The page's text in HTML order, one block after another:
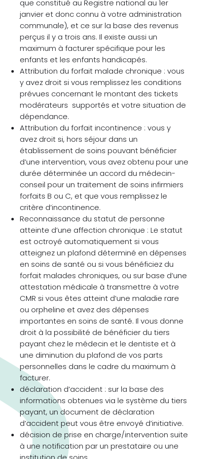
que constitué au Registre national au 1er
janvier et donc connu à votre administration
communale), et ce sur la base des revenus
perçus il y a trois ans. Il existe aussi un
maximum à facturer spécifique pour les
enfants et les enfants handicapés.
Attribution du forfait malade chronique : vous
y avez droit si vous remplissez les conditions
prévues concernant le montant des tickets
modérateurs supportés et votre situation de
dépendance.
Attribution du forfait incontinence : vous y
avez droit si, hors séjour dans un
établissement de soins pouvant bénéficier
d’une intervention, vous avez obtenu pour une
durée déterminée un accord du médecin-
conseil pour un traitement de soins infirmiers
forfaits B ou C, et que vous remplissez le
critère d’incontinence.
Reconnaissance du statut de personne
atteinte d’une affection chronique : Le statut
est octroyé automatiquement si vous
atteignez un plafond déterminé en dépenses
en soins de santé ou si vous bénéficiez du
forfait malades chroniques, ou sur base d’une
attestation médicale à transmettre à votre
CMR si vous êtes atteint d’une maladie rare
ou orpheline et avez des dépenses
importantes en soins de santé. Il vous donne
droit à la possibilité de bénéficier du tiers
payant chez le médecin et le dentiste et à
une diminution du plafond de vos parts
personnelles dans le cadre du maximum à
facturer.
déclaration d’accident : sur la base des
informations obtenues via le système du tiers
payant, un document de déclaration
d’accident peut vous être envoyé d’initiative.
décision de prise en charge/intervention suite
à une notification par un prestataire ou une